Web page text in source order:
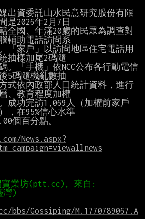
出資委託山水民意研究股份有限
是2026年2月7日
全國、年滿20歲的民眾為調查對
輔助電話訪問系
「家戶」以訪問地區住宅電話用
抽樣加尾2碼隨
。「手機」依NCC公布各行動電信
5碼隨機亂數抽
式依內政部人口統計資料，進行
、教育程度加權
成功完訪1,069人（加權前家戶
，在95%信心水準
個百分點。
News.aspx?
實業坊(ptt.cc), 來自:
bbs/Gossiping/M.1770789067.A